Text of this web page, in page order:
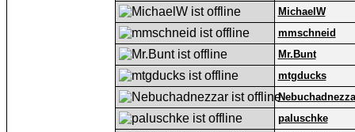
MichaelW
mmschneid
Mr.Bunt
mtgducks
paluschke